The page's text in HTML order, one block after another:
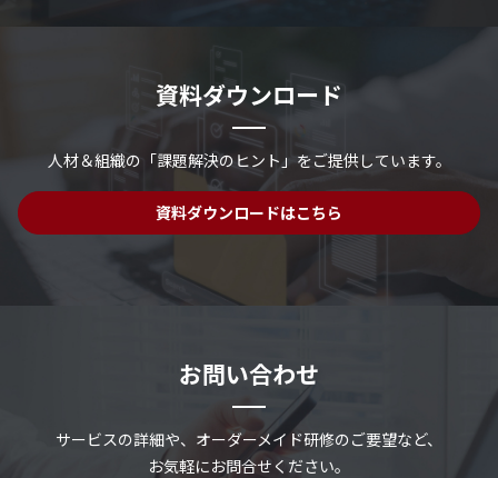
資料ダウンロード
人材＆組織の「課題解決のヒント」をご提供しています。
資料ダウンロードはこちら
お問い合わせ
サービスの詳細や、 オーダーメイド研修のご要望など、
お気軽にお問合せください。